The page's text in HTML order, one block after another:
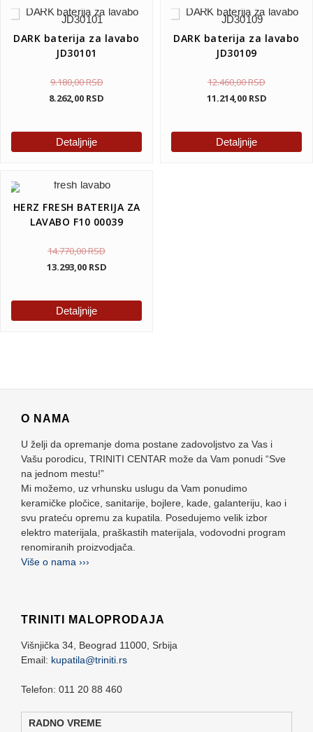
DARK baterija za lavabo
JD30101
9.180,00RSD
8.262,00 RSD
Detaljnije
DARK baterija za lavabo
JD30109
12.460,00RSD
11.214,00 RSD
Detaljnije
HERZ FRESH BATERIJA ZA
LAVABO F10 00039
14.770,00RSD
13.293,00 RSD
Detaljnije
O NAMA
U želji da opremanje doma postane zadovoljstvo za Vas i
Vašu porodicu, TRINITI CENTAR može da Vam ponudi “Sve
na jednom mestu!”
Mi možemo, uz vrhunsku uslugu da Vam ponudimo
keramičke pločice, sanitarije, bojlere, kade, galanteriju, kao i
svu prateću opremu za kupatila. Posedujemo velik izbor
elektro materijala, praškastih materijala, vodovodni program
renomiranih proizvodjača.
Više o nama ›››
TRINITI MALOPRODAJA
Višnjička 34, Beograd 11000, Srbija
Email: kupatila@triniti.rs
Telefon: 011 20 88 460
RADNO VREME